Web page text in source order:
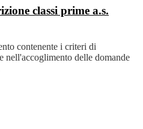
classi prime a.s.
contenente i criteri di
nell'accoglimento delle domande